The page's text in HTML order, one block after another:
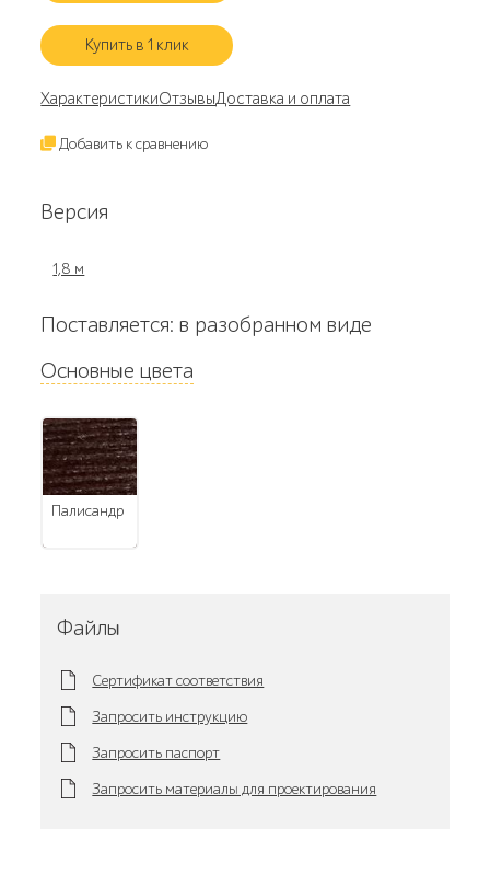
Купить в 1 клик
ХарактеристикиОтзывыДоставка и оплата
Добавить к сравнению
Версия
1,8 м
Поставляется: в разобранном виде
Основные цвета
палисандр
Файлы
Сертификат соответствия
Запросить инструкцию
Запросить паспорт
Запросить материалы для проектирования